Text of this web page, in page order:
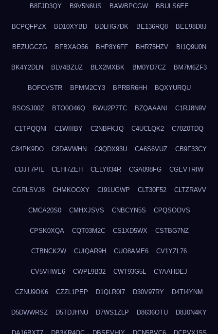
B8FJD3QY B9V5N6US BAWBPCGW BBULS6EE
BCPQFPZX BD10XYBD BDLHG7DK BE136RQ8 BEE98D8J
BEZUGCZG BFBXAO56 BHP8Y6FF BHR75HZV BI1Q9U0N
BK4Y2DLN BLV4BZUZ BLX2MXBK BM0YD7CZ BM7M6ZF3
BOFCVSTR BPMM2CY3 BPRBR6HH BQXYURQU
BSOSJ00Z BTO0O46Q BWU2P7TC BZQAAANI C1RJ8N9V
C1TPQQNI C1WIIIBY C2NBFKJQ C4UCLQK2 C70Z0TDQ
C84PK9DO C8DAVWHN C9QDX93U CA6S6VUZ CB9F33CY
CDJT7PIL CEHI7ZEH CELY834R CGA098FG CGEVTRIW
CGRLSVJ8 CHMKOOXY CI91UGWP CLT30F52 CLTZRAVV
CMCA20S0 CMHXJSVS CNBCYN5S CPQSOOVS
CPSK0XQA CQT03M2C CS1XD5WX CSTBG7NZ
CTBNCK2W CUIQAR9H CUO8AME6 CV1YZL76
CV5VHWE6 CWPL9B32 CWT93G5L CYAAHDEJ
CZNU9OK6 CZZL1PEP D1QLR0I7 D30V97RY D4TI4YNM
D5DWWRSZ D5TDJHNU D7WS1ZLP D8636OTU D8J0N4KY